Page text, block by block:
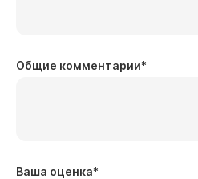
Общие комментарии*
Ваша оценка*